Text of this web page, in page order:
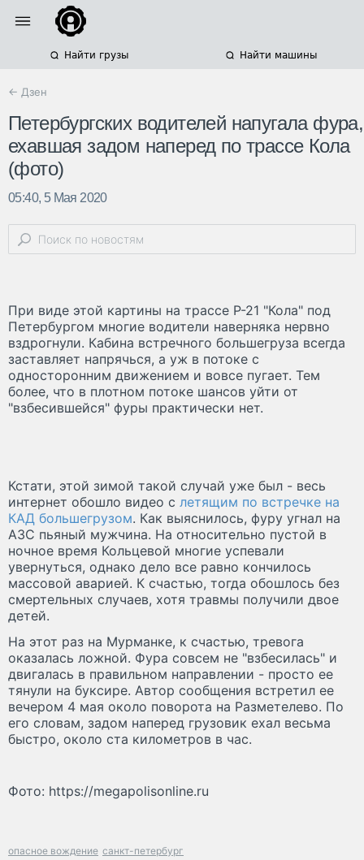
Найти грузы Найти машины
← Дзен
Петербургских водителей напугала фура,
ехавшая задом наперед по трассе Кола
(фото)
05:40, 5 Мая 2020
При виде этой картины на трассе Р-21 "Кола" под
Петербургом многие водители наверняка нервно
вздрогнули. Кабина встречного большегруза всегда
заставляет напрячься, а уж в потоке с
односторонним движением и вовсе пугает. Тем
более, что в плотном потоке шансов уйти от
"взбесившейся" фуры практически нет.
Кстати, этой зимой такой случай уже был - весь
интернет обошло видео с летящим по встречке на
КАД большегрузом. Как выяснилось, фуру угнал на
АЗС пьяный мужчина. На относительно пустой в
ночное время Кольцевой многие успевали
увернуться, однако дело все равно кончилось
массовой аварией. К счастью, тогда обошлось без
смертельных случаев, хотя травмы получили двое
детей.
На этот раз на Мурманке, к счастью, тревога
оказалась ложной. Фура совсем не "взбесилась" и
двигалась в правильном направлении - просто ее
тянули на буксире. Автор сообщения встретил ее
вечером 4 мая около поворота на Разметелево. По
его словам, задом наперед грузовик ехал весьма
быстро, около ста километров в час.
Фото: https://megapolisonline.ru
опасное вождение санкт-петербург